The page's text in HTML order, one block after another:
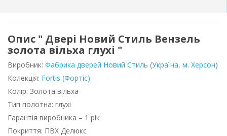
Опис " Двері Новий Стиль Вензель
золота вільха глухі "
Виробник: Фабрика дверей Новий Стиль (Україна, м. Херсон)
Колекція: Fortis (Фортіс)
Колір: Золота вільха
Тип полотна: глухі
Гарантія виробника – 1 рік
Покриття: ПВХ Делюкс